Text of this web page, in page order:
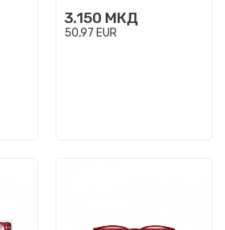
3.150 МКД
50,97 EUR